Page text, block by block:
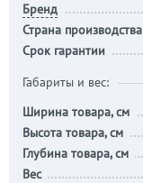
Бренд
Страна производства
Срок гарантии
Габариты и вес:
Ширина товара, см
Высота товара, см
Глубина товара, см
Вес